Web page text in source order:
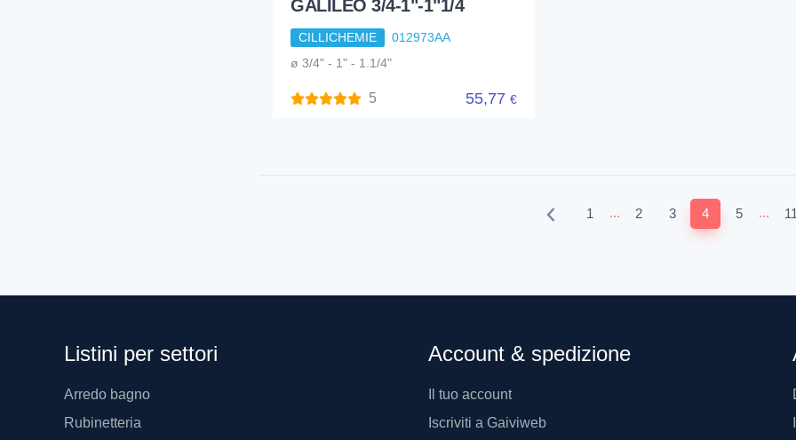
GALILEO 3/4-1"-1"1/4
CILLICHEMIE
012973AA
ø 3/4" - 1" - 1.1/4"
5 55,77 €
1 ... 2 3 4 5 ...
Listini per settori
Arredo bagno
Rubinetteria
Account & spedizione
Il tuo account
Iscriviti a Gaiviweb